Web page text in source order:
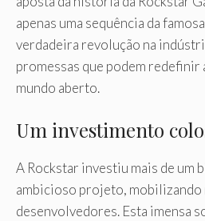
apenas uma sequência da
verdadeira revolução na
promessas que podem redefinir
mundo aberto.
Um investimento
A Rockstar investiu mais de um
ambicioso projeto, mobilizando
desenvolvedores. Esta imensa